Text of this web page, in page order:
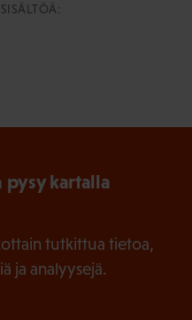
pysy kartalla
tutkittua tietoa,
ja analyysejä.